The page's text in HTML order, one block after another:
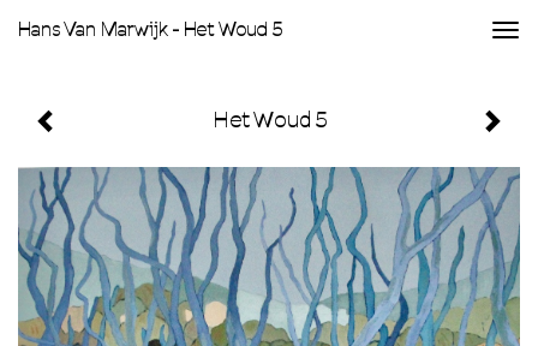
Hans Van Marwijk - Het Woud 5
Het Woud 5